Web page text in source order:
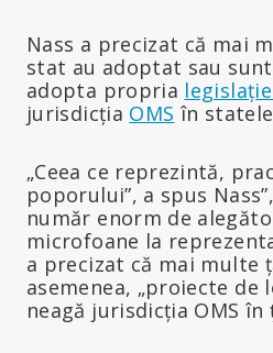
Nass a precizat că mai
stat au adoptat sau
adopta propria
jurisdicția OMS în
„Ceea ce reprezintă,
poporului”, a spus
număr enorm de
microfoane la
a precizat că mai multe
asemenea, „proiecte de
neagă jurisdicția OMS în